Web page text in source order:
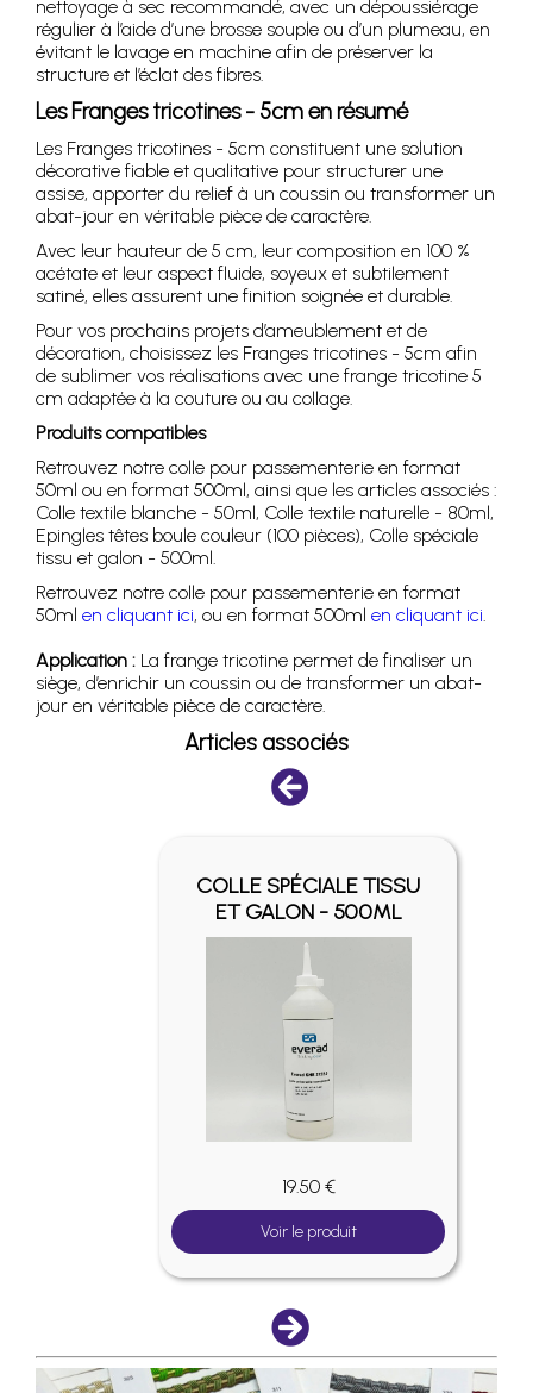
nettoyage à sec recommandé, avec un dépoussiérage
régulier à l’aide d’une brosse souple ou d’un plumeau, en
évitant le lavage en machine afin de préserver la
structure et l’éclat des fibres.
Les Franges tricotines - 5cm en résumé
Les Franges tricotines - 5cm constituent une solution
décorative fiable et qualitative pour structurer une
assise, apporter du relief à un coussin ou transformer un
abat-jour en véritable pièce de caractère.
Avec leur hauteur de 5 cm, leur composition en 100 %
acétate et leur aspect fluide, soyeux et subtilement
satiné, elles assurent une finition soignée et durable.
Pour vos prochains projets d’ameublement et de
décoration, choisissez les Franges tricotines - 5cm afin
de sublimer vos réalisations avec une frange tricotine 5
cm adaptée à la couture ou au collage.
Produits compatibles
Retrouvez notre colle pour passementerie en format
50ml ou en format 500ml, ainsi que les articles associés :
Colle textile blanche - 50ml, Colle textile naturelle - 80ml,
Epingles têtes boule couleur (100 pièces), Colle spéciale
tissu et galon - 500ml.
Retrouvez notre colle pour passementerie en format
50ml en cliquant ici, ou en format 500ml en cliquant ici
Application : La frange tricotine permet de finaliser un
siège, d’enrichir un coussin ou de transformer un abat-
jour en véritable pièce de caractère.
Articles associés
COLLE SPÉCIALE TISSU
ET GALON - 500ML
19.50 €
Voir le produit